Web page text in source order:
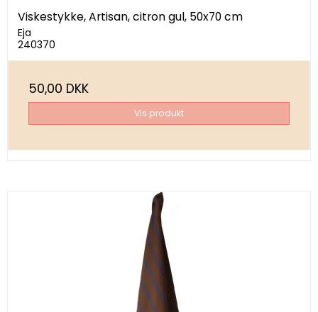
Viskestykke, Artisan, citron gul, 50x70 cm
Eja
240370
50,00 DKK
Vis produkt